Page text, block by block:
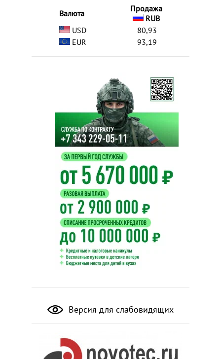
Валюта
Продажа
RUB
USD
80,93
EUR
93,19
Версия для слабовидящих